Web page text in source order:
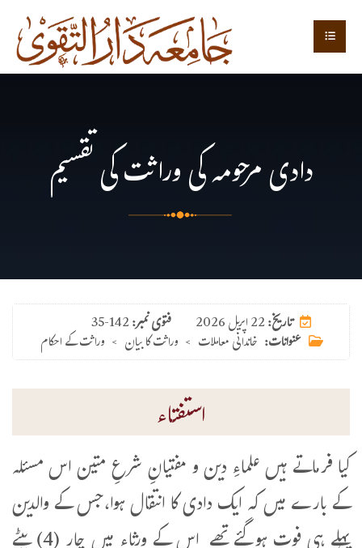
دادی مرحومہ کی وراثت کی تقسیم
فتوی نمبر:35-142 تاریخ:22 اپریل 2026
عنوانات: خاندانی معاملات > وراثت کا بیان > وراثت کے احکام
استفتاء
کیا فرماتے ہیں علماءِ دین و مفتیانِ شرعِ متین اس مسئلہ
کے بارے میں کہ ایک دادی کا انتقال ہوا،جس کے والدین